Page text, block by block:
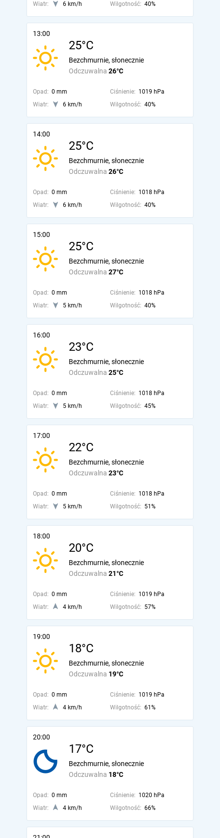
Wiatr:
6 km/h Wilgotność: 40%
13:00
25°C
Odczuwalna 26°C
Bezchmurnie, słonecznie
Opad: 0 mm Ciśnienie: 1019 hPa
Wiatr:
6 km/h Wilgotność: 40%
14:00
25°C
Odczuwalna 26°C
Bezchmurnie, słonecznie
Opad: 0 mm Ciśnienie: 1018 hPa
Wiatr:
6 km/h Wilgotność: 40%
15:00
25°C
Odczuwalna 27°C
Bezchmurnie, słonecznie
Opad: 0 mm Ciśnienie: 1018 hPa
Wiatr:
5 km/h Wilgotność: 40%
16:00
23°C
Odczuwalna 25°C
Bezchmurnie, słonecznie
Opad: 0 mm Ciśnienie: 1018 hPa
Wiatr:
5 km/h Wilgotność: 45%
17:00
22°C
Odczuwalna 23°C
Bezchmurnie, słonecznie
Opad: 0 mm Ciśnienie: 1018 hPa
Wiatr:
5 km/h Wilgotność: 51%
18:00
20°C
Odczuwalna 21°C
Bezchmurnie, słonecznie
Opad: 0 mm Ciśnienie: 1019 hPa
Wiatr:
4 km/h Wilgotność: 57%
19:00
18°C
Odczuwalna 19°C
Bezchmurnie, słonecznie
Opad: 0 mm Ciśnienie: 1019 hPa
Wiatr:
4 km/h Wilgotność: 61%
20:00
17°C
Odczuwalna 18°C
Bezchmurnie, słonecznie
Opad: 0 mm Ciśnienie: 1020 hPa
Wiatr:
4 km/h Wilgotność: 66%